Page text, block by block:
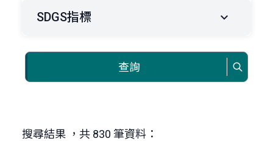
SDGS指標
查詢
搜尋結果 ，共 830 筆資料：